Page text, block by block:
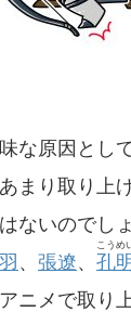
な原因とし
まり取り上
ないのでし
、 張遼、 孔明
こうめ
ニメで取り